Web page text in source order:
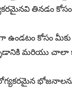
తినడం
కోసం మీకు
మరియు